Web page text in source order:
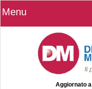
Menu
Aggiornato a